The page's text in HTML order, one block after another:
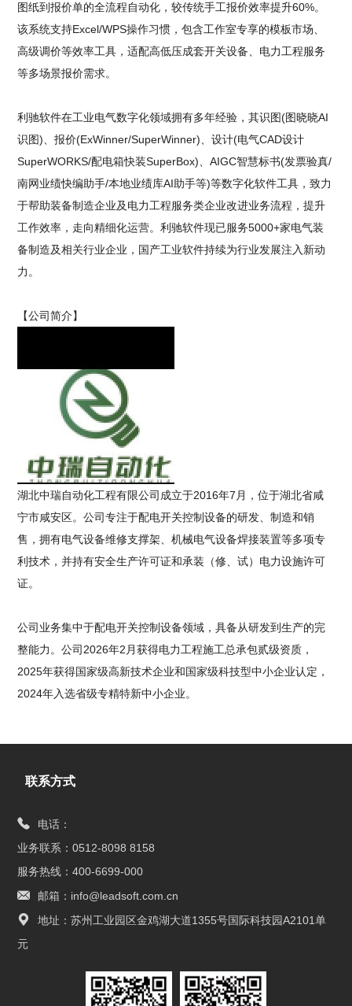
图纸到报价单的全流程自动化，较传统手工报价效率提升60%。
该系统支持Excel/WPS操作习惯，包含工作室专享的模板市场、
高级调价等效率工具，适配高低压成套开关设备、电力工程服务
等多场景报价需求。
利驰软件在工业电气数字化领域拥有多年经验，其识图(图晓晓AI
识图)、报价(ExWinner/SuperWinner)、设计(电气CAD设计
SuperWORKS/配电箱快装SuperBox)、AIGC智慧标书(发票验真/
南网业绩快编助手/本地业绩库AI助手等)等数字化软件工具，致力
于帮助装备制造企业及电力工程服务类企业改进业务流程，提升
工作效率，走向精细化运营。利驰软件现已服务5000+家电气装
备制造及相关行业企业，国产工业软件持续为行业发展注入新动
力。
【公司简介】
湖北中瑞自动化工程有限公司成立于2016年7月，位于湖北省咸
宁市咸安区。公司专注于配电开关控制设备的研发、制造和销
售，拥有电气设备维修支撑架、机械电气设备焊接装置等多项专
利技术，并持有安全生产许可证和承装（修、试）电力设施许可
证。
公司业务集中于配电开关控制设备领域，具备从研发到生产的完
整能力。公司2026年2月获得电力工程施工总承包贰级资质，
2025年获得国家级高新技术企业和国家级科技型中小企业认定，
2024年入选省级专精特新中小企业。
联系方式
电话：
业务联系：0512-8098 8158
服务热线：400-6699-000
邮箱：info@leadsoft.com.cn
地址：苏州工业园区金鸡湖大道1355号国际科技园A2101单
元